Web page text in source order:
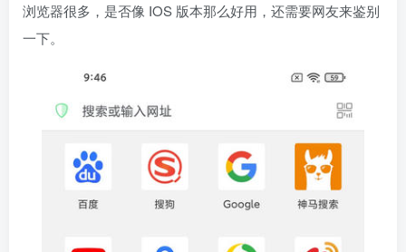
浏览器很多，是否像 IOS 版本那么好用，还需要网友来鉴别
一下。